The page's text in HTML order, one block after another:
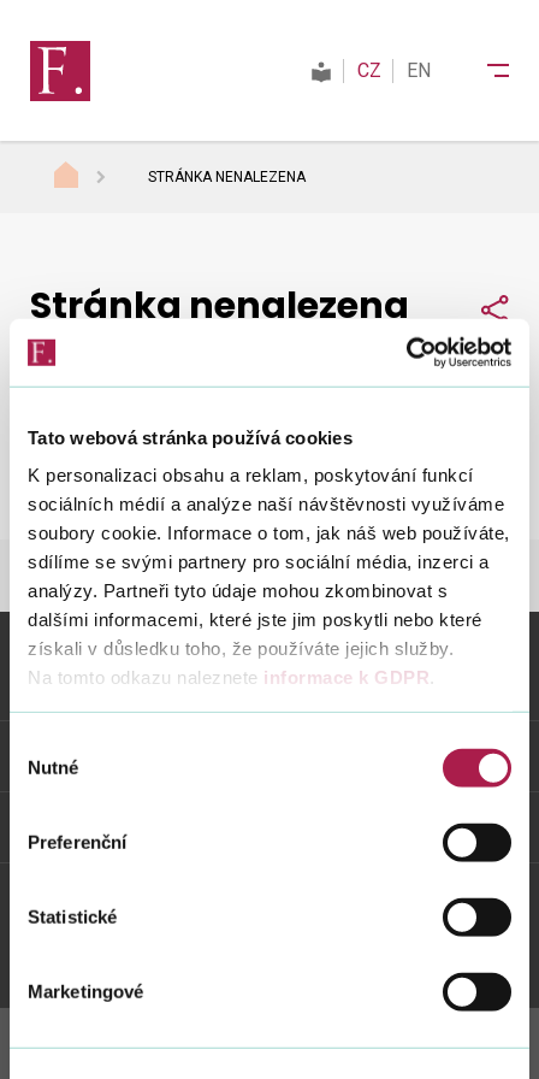
Tato webová stránka používá cookies
K personalizaci obsahu a reklam, poskytování funkcí
sociálních médií a analýze naší návštěvnosti využíváme
soubory cookie. Informace o tom, jak náš web používáte,
sdílíme se svými partnery pro sociální média, inzerci a
analýzy. Partneři tyto údaje mohou zkombinovat s
dalšími informacemi, které jste jim poskytli nebo které
získali v důsledku toho, že používáte jejich služby.
Na tomto odkazu naleznete informace k GDPR.
souhlasu
Nutné
Preferenční
Statistické
Marketingové
Daně
Mezinárodní spolupráce
Kontakty
Vyhledat na webu
CZ EN
STRÁNKA NENALEZENA
Nepodařilo se nám najít, co jste hledali.
Zkuste to
znovu.
Stránka nenalezena
STRÁNKA NENALEZENA
Vybrané informace
Odkazy
Weby FS
Instagram